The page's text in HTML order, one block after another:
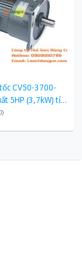
CV50-3700-
5HP (3,7kW) tỉ
)